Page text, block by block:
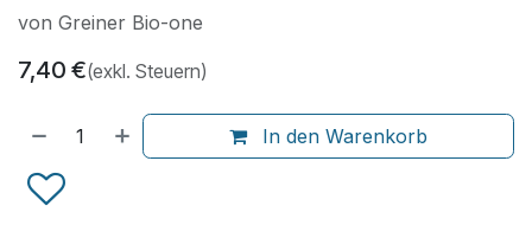
von Greiner Bio-one
7,40 €(exkl. Steuern)
In den Warenkorb